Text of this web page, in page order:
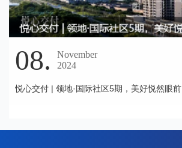
08.
November
2024
悦心交付 | 领地·国际社区5期，美好悦然眼前